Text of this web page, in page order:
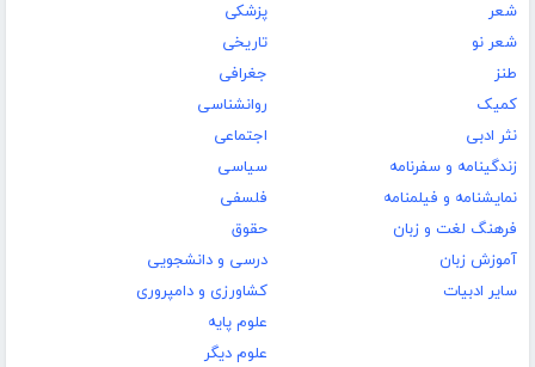
شعر
شعر نو
طنز
کمیک
نثر ادبی
زندگینامه و سفرنامه
نمایشنامه و فیلمنامه
فرهنگ لغت و زبان
آموزش زبان
سایر ادبیات
پزشکی
تاریخی
جغرافی
روانشناسی
اجتماعی
سیاسی
فلسفی
حقوق
درسی و دانشجویی
کشاورزی و دامپروری
علوم پایه
علوم دیگر